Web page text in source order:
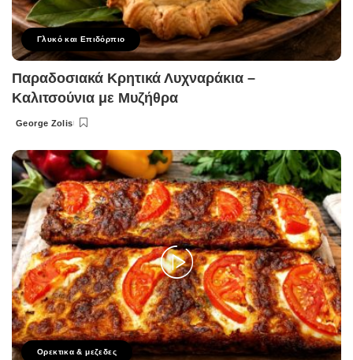
Γλυκό και Επιδόρπιο
Παραδοσιακά Κρητικά Λυχναράκια –
Καλιτσούνια με Μυζήθρα
Posted
George Zolis
Ορεκτικα & μεζεδες